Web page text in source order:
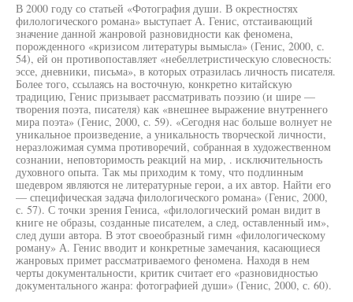
В 2000 году со статьей «Фотография души. В окрестностях
филологического романа» выступает А. Генис, отстаивающий
значение данной жанровой разновидности как феномена,
порожденного «кризисом литературы вымысла» (Генис, 2000, с.
54), ей он противопоставляет «небеллетристическую словесность:
эссе, дневники, письма», в которых отразилась личность писателя.
Более того, ссылаясь на восточную, конкретно китайскую
традицию, Генис призывает рассматривать поэзию (и шире —
творения поэта, писателя) как «внешнее выражение внутреннего
мира поэта» (Генис, 2000, с. 59). «Сегодня нас больше волнует не
уникальное произведение, а уникальность творческой личности,
неразложимая сумма противоречий, собранная в художественном
сознании, неповторимость реакций на мир, . исключительность
духовного опыта. Так мы приходим к тому, что подлинным
шедевром являются не литературные герои, а их автор. Найти его
— специфическая задача филологического романа» (Генис, 2000,
с. 57). С точки зрения Гениса, «филологический роман видит в
книге не образы, созданные писателем, а след, оставленный им»,
след души автора. В этот своеобразный гимн «филологическому
роману» А. Генис вводит и конкретные замечания, касающиеся
жанровых примет рассматриваемого феномена. Находя в нем
черты документальности, критик считает его «разновидностью
документального жанра: фотографией души» (Генис, 2000, с. 60).